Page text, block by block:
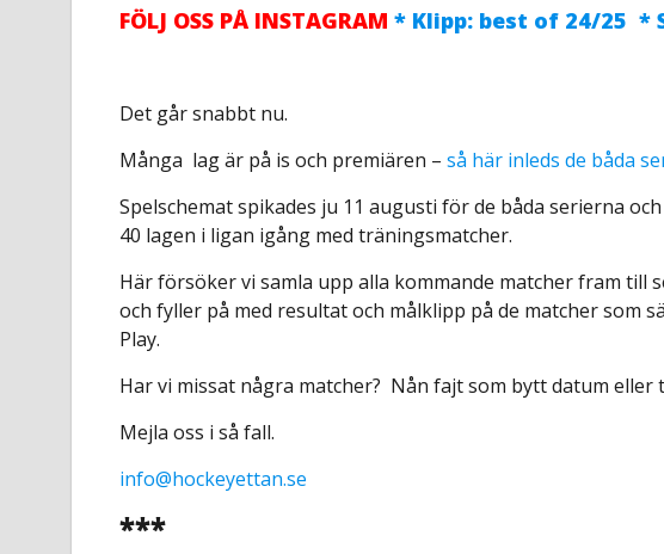
FÖLJ OSS PÅ INSTAGRAM * Klipp: best of 24/25 *
Det går snabbt nu.
Många lag är på is och premiären –så här inleds de båda
Spelschemat spikades ju 11 augusti för de båda serierna
40 lagen i ligan igång med träningsmatcher.
Här försöker vi samla upp alla kommande matcher fram till
och fyller på med resultat och målklipp på de matcher som
Play.
Har vi missat några matcher? Nån fajt som bytt datum eller
Mejla oss i så fall.
info@hockeyettan.se
***